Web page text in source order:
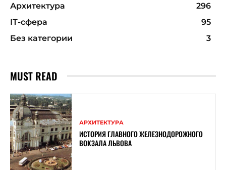
Архитектура
296
ІТ-сфера
95
Без категории
3
MUST READ
АРХИТЕКТУРА
ИСТОРИЯ ГЛАВНОГО ЖЕЛЕЗНОДОРОЖНОГО
ВОКЗАЛА ЛЬВОВА